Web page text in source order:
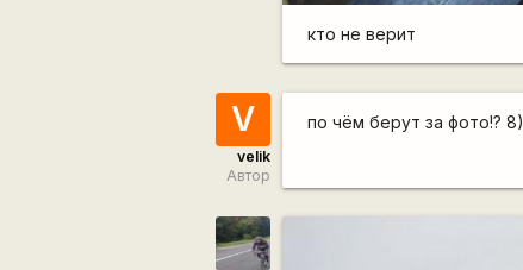
кто не верит
V
velik
Автор
по чём берут за фото!? 8)